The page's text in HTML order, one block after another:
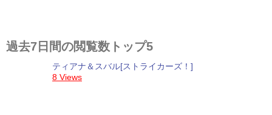
過去7日間の閲覧数トップ5
ティアナ＆スバル[ストライカーズ！]
8 Views